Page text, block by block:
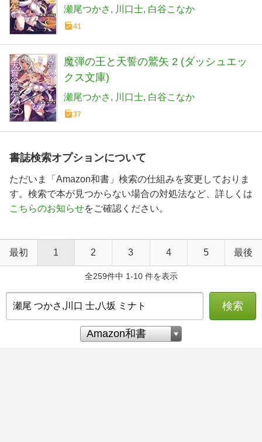
瀬尾つかさ 川口士 白谷こなか
41
魔弾の王と天誓の鷲矢 2 (ダッシュエッ
クス文庫)
瀬尾つかさ 川口士 白谷こなか
37
書誌検索オプションについて
ただいま「Amazon和書」検索の仕組みを変更しておりま
す。検索で本が見つからない場合の対処法など、詳しくは
こちらのお知らせをご確認ください。
最初 1 2 3 4 5 最後
全259件中 1-10 件を表示
検索